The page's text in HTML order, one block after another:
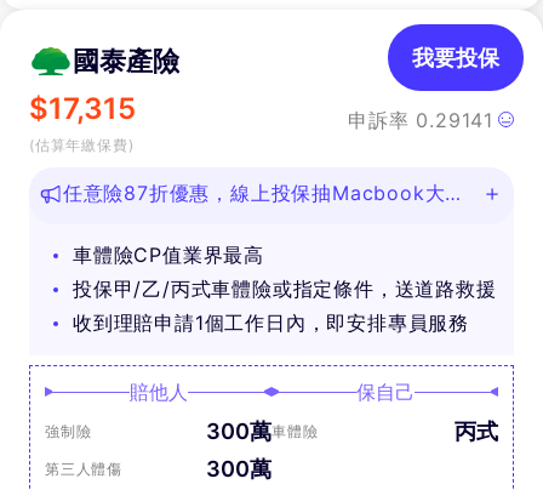
國泰產險
$17,315
(估算年繳保費)
申訴率 0.29141
我要投保
任意險87折優惠，線上投保抽Macbook大
車體險CP值業界最高
投保甲/乙/丙式車體險或指定條件，送道路救援
收到理賠申請1個工作日內，即安排專員服務
賠他人
強制險 300萬
第三人體傷 300萬
保自己
車體險 丙式